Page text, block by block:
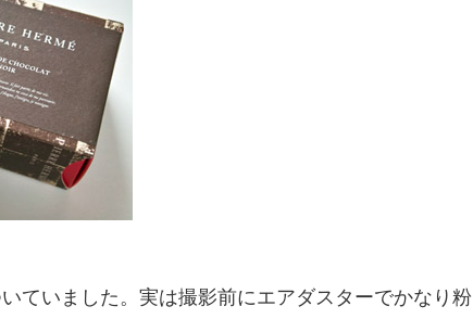
ていました。実は撮影前にエアダスターでかなり粉